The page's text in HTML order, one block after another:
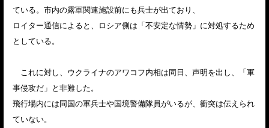
ている。市内の露軍関連施設前にも兵士が出ており、
ロイター通信によると、ロシア側は「不安定な情勢」に対処するため
としている。
これに対し、ウクライナのアワコフ内相は同日、声明を出し、「軍
事侵攻だ」と非難した。
飛行場内には同国の軍兵士や国境警備隊員がいるが、衝突は伝えられ
ていない。